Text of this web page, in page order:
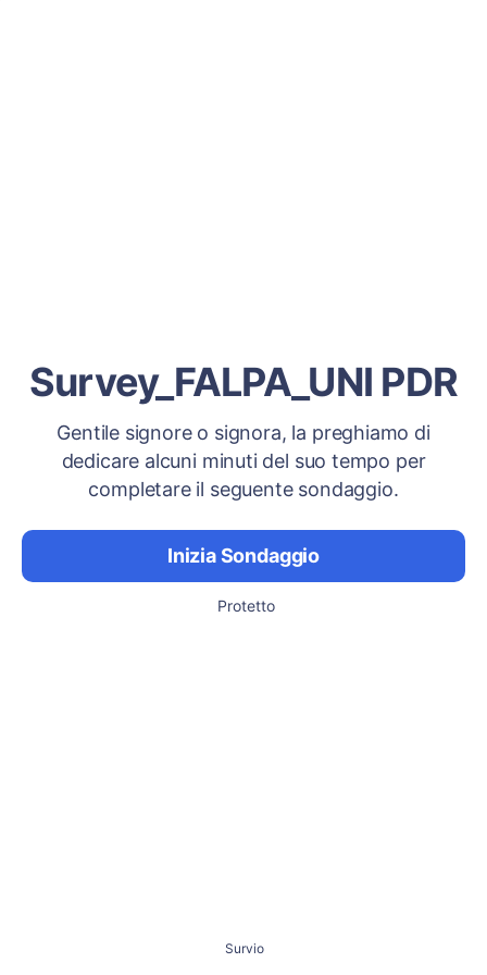
Survey_FALPA_UNI PDR
Gentile signore o signora, la preghiamo di
dedicare alcuni minuti del suo tempo per
completare il seguente sondaggio.
Inizia Sondaggio
Protetto
Survio